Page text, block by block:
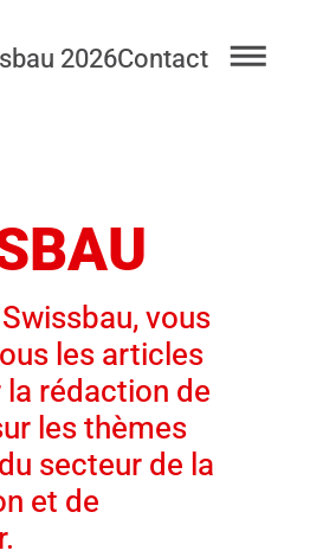
2026Contact
vous
les articles
rédaction de
les thèmes
secteur de la
et de